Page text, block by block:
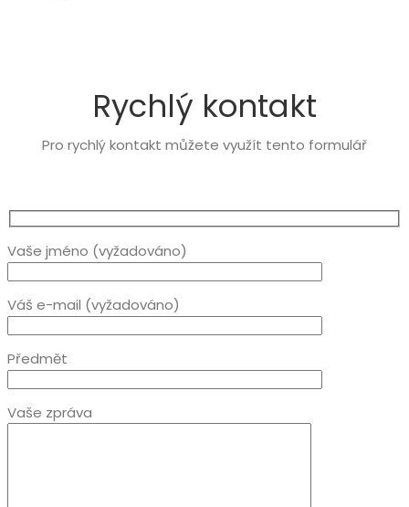
Rychlý kontakt
Pro rychlý kontakt můžete využít tento formulář
Vaše jméno (vyžadováno)
Váš e-mail (vyžadováno)
Předmět
Vaše zpráva